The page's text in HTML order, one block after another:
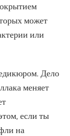
может
или
Дело
меняет
если ты
на